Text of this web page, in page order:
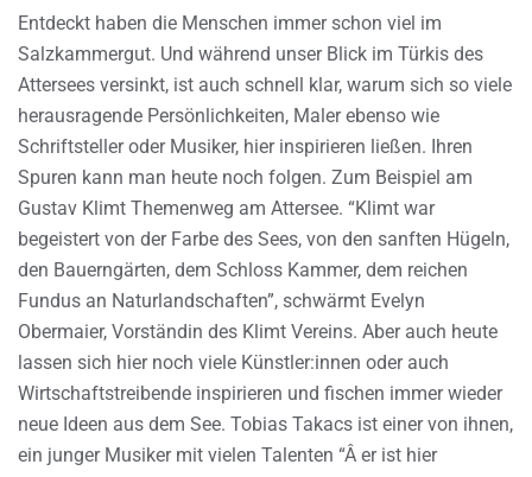
Entdeckt haben die Menschen immer schon viel im
Salzkammergut. Und während unser Blick im Türkis des
Attersees versinkt, ist auch schnell klar, warum sich so viele
herausragende Persönlichkeiten, Maler ebenso wie
Schriftsteller oder Musiker, hier inspirieren ließen. Ihren
Spuren kann man heute noch folgen. Zum Beispiel am
Gustav Klimt Themenweg am Attersee. “Klimt war
begeistert von der Farbe des Sees, von den sanften Hügeln,
den Bauerngärten, dem Schloss Kammer, dem reichen
Fundus an Naturlandschaften”, schwärmt Evelyn
Obermaier, Vorständin des Klimt Vereins. Aber auch heute
lassen sich hier noch viele Künstler:innen oder auch
Wirtschaftstreibende inspirieren und fischen immer wieder
neue Ideen aus dem See. Tobias Takacs ist einer von ihnen,
ein junger Musiker mit vielen Talenten “Â er ist hier